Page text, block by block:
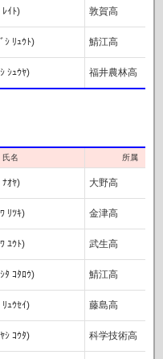
ｲﾄ) 敦賀高
ｼ ﾘｭｳﾄ) 鯖江高
ｼｭｳﾔ) 福井農林高
氏名 所属
ｵﾔ) 大野高
ﾘﾂｷ) 金津高
ﾕｳﾄ) 武生高
ﾀ ｺﾀﾛｳ) 鯖江高
ｭｳｾｲ) 藤島高
ｼ ｺｳﾀ) 科学技術高